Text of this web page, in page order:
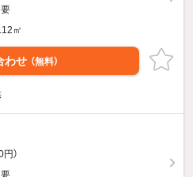
㎡
わせ （無料）
）